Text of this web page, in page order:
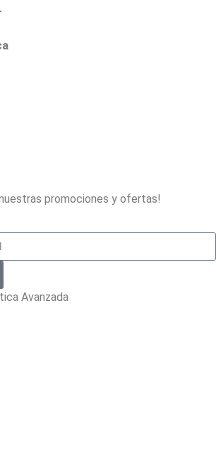
promociones y ofertas!
Avanzada